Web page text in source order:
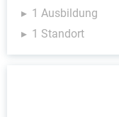
1 Ausbildung
1 Standort